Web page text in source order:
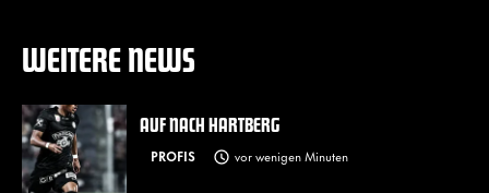
WEITERE NEWS
AUF NACH HARTBERG
PROFIS vor wenigen Minuten